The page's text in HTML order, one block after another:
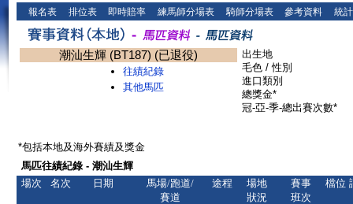
報名表 排位表 即時賠率 練馬師分場表 騎師分場表 參考資料 統
潮汕生輝 (BT187) (已退役)
往績紀錄
其他馬匹
出生地
毛色 / 性別
進口類別
總獎金*
冠-亞-季-總出賽次數*
*包括本地及海外賽績及獎金
馬匹往績紀錄 - 潮汕生輝
場次
名次 日期
馬場/跑道/
賽道
途程
場地
狀況
賽事
班次
檔位